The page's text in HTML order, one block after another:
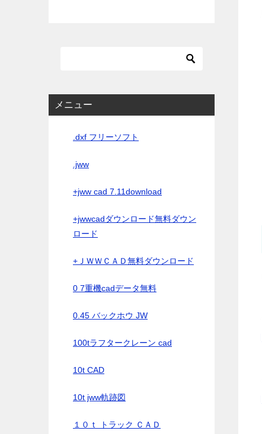
メニュー
.dxf フリーソフト
.jww
+jww cad 7.11download
+jwwcadダウンロード無料ダウン
ロード
+ＪＷＷＣＡＤ無料ダウンロード
0 7重機cadデータ無料
0.45 バックホウ JW
100tラフタークレーン cad
10t CAD
10t jww軌跡図
１０ｔ トラック ＣＡＤ